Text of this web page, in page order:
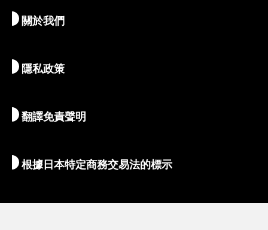
藝術與文化
清晨與夜間時光
住宿推薦
推薦行程
暢遊京都
地圖和工具
解說員導覽
外幣兌換/稅收
關於我們
隱私政策
翻譯免責聲明
根據日本特定商務交易法的標示